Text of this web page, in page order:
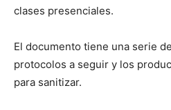
clases presenciales.
El documento tiene una serie
protocolos a seguir y los
para sanitizar.